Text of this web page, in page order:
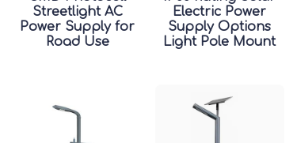
Streetlight AC
Power Supply for
Road Use
Electric Power
Supply Options
Light Pole Mount